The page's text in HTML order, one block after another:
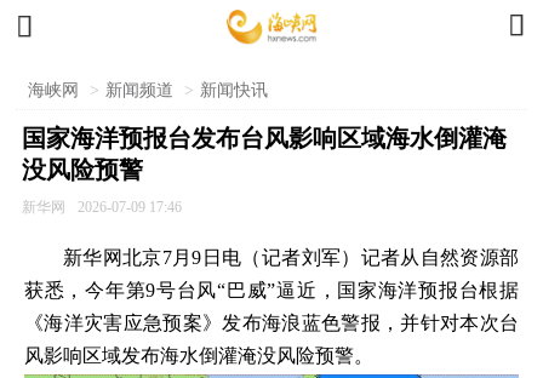
 
海峡网 > 新闻频道 > 新闻快讯
国家海洋预报台发布台风影响区域海水倒灌淹
没风险预警
新华网 2026-07-09 17:46
新华网北京7月9日电（记者刘军）记者从自然资源部
获悉，今年第9号台风“巴威”逼近，国家海洋预报台根据
《海洋灾害应急预案》发布海浪蓝色警报，并针对本次台
风影响区域发布海水倒灌淹没风险预警。